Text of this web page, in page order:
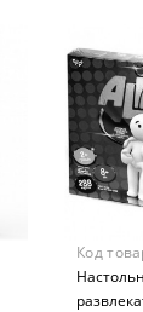
Вид
Возраст
От 3-х
Материал
Картон
Код